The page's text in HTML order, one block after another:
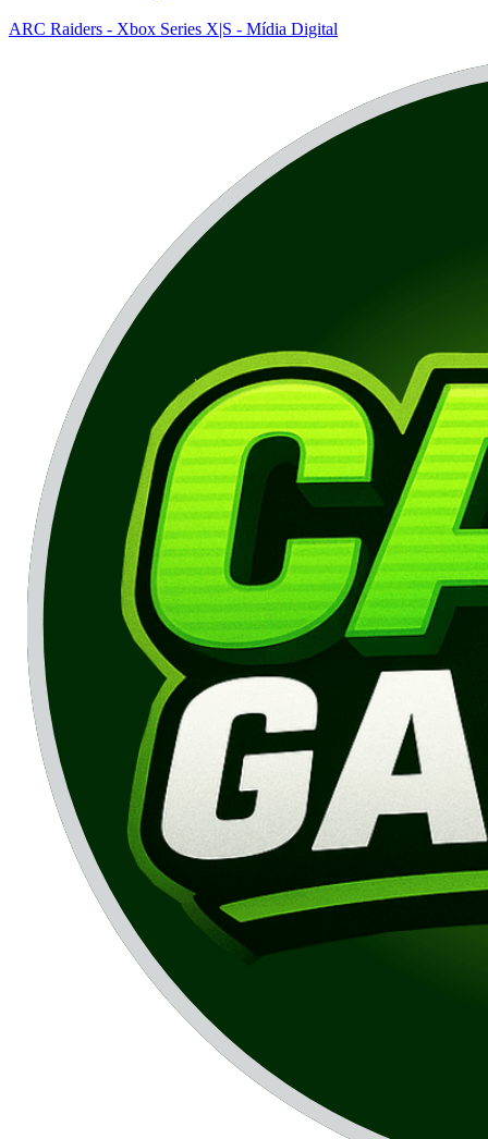
ARC Raiders - Xbox Series X|S - Mídia Digital